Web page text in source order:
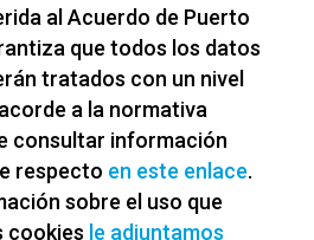
al Acuerdo de Puerto
que todos los datos
tratados con un nivel
a la normativa
consultar información
respecto en este enlace.
sobre el uso que
cookies le adjuntamos